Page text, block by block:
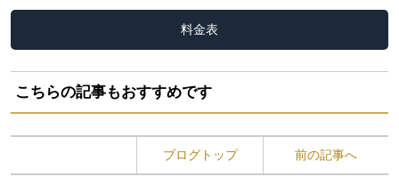
料金表
こちらの記事もおすすめです
ブログトップ 前の記事へ